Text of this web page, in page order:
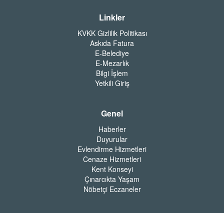
Linkler
KVKK Gizlilik Politikası
Askıda Fatura
E-Belediye
E-Mezarlık
Bilgi İşlem
Yetkili Giriş
Genel
Haberler
Duyurular
Evlendirme Hizmetleri
Cenaze Hizmetleri
Kent Konseyi
Çınarcıkta Yaşam
Nöbetçi Eczaneler